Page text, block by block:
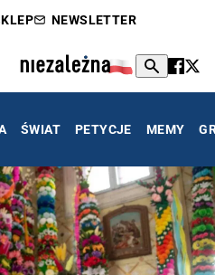
NEWSLETTER
ŚWIAT PETYCJE MEMY